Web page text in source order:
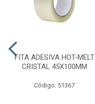
FITA ADESIVA HOT-MELT
CRISTAL 45X100MM
Código: 51367